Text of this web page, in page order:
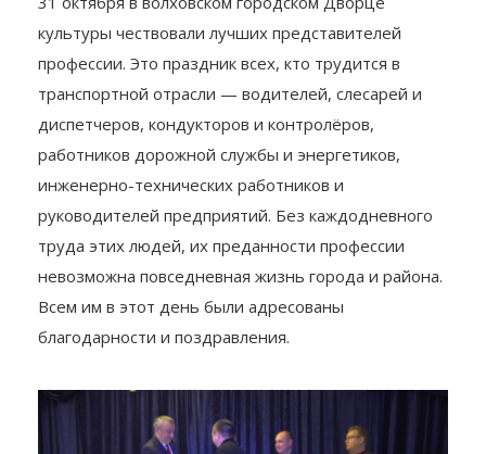
профессии. Это праздник всех, кто трудится в
транспортной отрасли — водителей, слесарей и
диспетчеров, кондукторов и контролёров,
работников дорожной службы и энергетиков,
инженерно-технических работников и
руководителей предприятий. Без каждодневного
труда этих людей, их преданности профессии
невозможна повседневная жизнь города и района.
Всем им в этот день были адресованы
благодарности и поздравления.